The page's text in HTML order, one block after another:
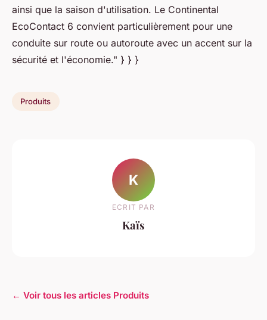
ainsi que la saison d'utilisation. Le Continental
EcoContact 6 convient particulièrement pour une
conduite sur route ou autoroute avec un accent sur la
sécurité et l'économie." } } }
Produits
K
ECRIT PAR
Kaïs
← Voir tous les articles Produits